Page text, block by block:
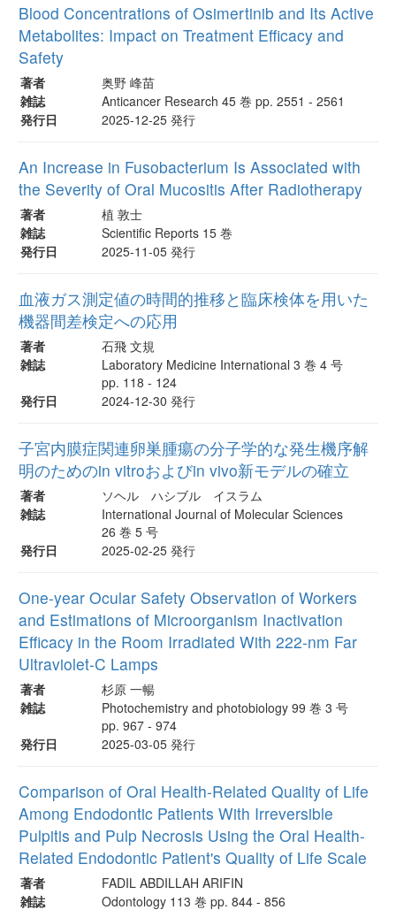
Blood Concentrations of Osimertinib and Its Active
Metabolites: Impact on Treatment Efficacy and
Safety
著者
奥野 峰苗
雑誌
Anticancer Research 45 巻 pp. 2551 - 2561
発行日
2025-12-25 発行
An Increase in Fusobacterium Is Associated with
the Severity of Oral Mucositis After Radiotherapy
著者
植 敦士
雑誌
Scientific Reports 15 巻
発行日
2025-11-05 発行
血液ガス測定値の時間的推移と臨床検体を用いた
機器間差検定への応用
著者
石飛 文規
雑誌
Laboratory Medicine International 3 巻 4 号
pp. 118 - 124
発行日
2024-12-30 発行
子宮内膜症関連卵巣腫瘍の分子学的な発生機序解
明のためのin vitroおよびin vivo新モデルの確立
著者
ソヘル ハシブル イスラム
雑誌
International Journal of Molecular Sciences
26 巻 5 号
発行日
2025-02-25 発行
One-year Ocular Safety Observation of Workers
and Estimations of Microorganism Inactivation
Efficacy in the Room Irradiated With 222-nm Far
Ultraviolet-C Lamps
著者
杉原 一暢
雑誌
Photochemistry and photobiology 99 巻 3 号
pp. 967 - 974
発行日
2025-03-05 発行
Comparison of Oral Health-Related Quality of Life
Among Endodontic Patients With Irreversible
Pulpitis and Pulp Necrosis Using the Oral Health-
Related Endodontic Patient's Quality of Life Scale
著者
FADIL ABDILLAH ARIFIN
雑誌
Odontology 113 巻 pp. 844 - 856